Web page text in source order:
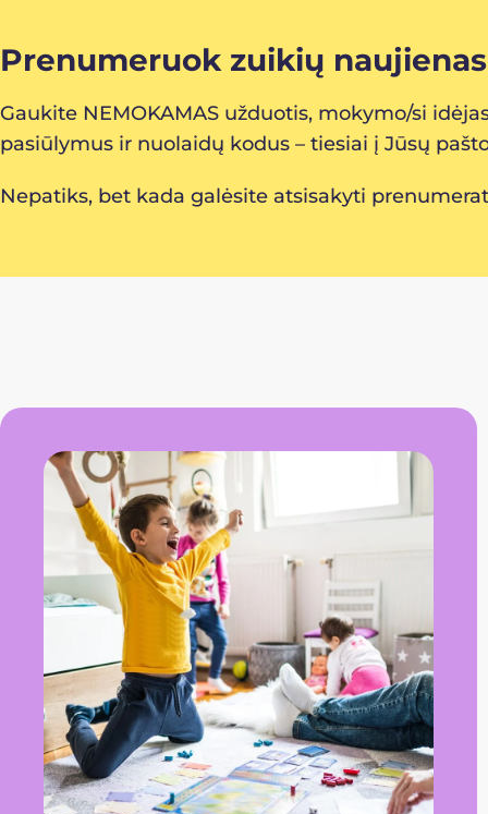
Prenumeruok zuikių naujienas
Gaukite NEMOKAMAS užduotis, mokymo/si
pasiūlymus ir nuolaidų kodus – tiesiai į Jūsų
Nepatiks, bet kada galėsite atsisakyti